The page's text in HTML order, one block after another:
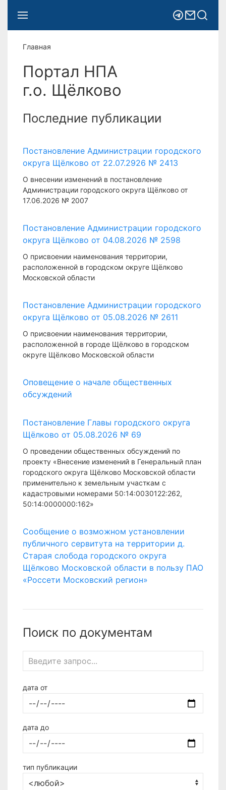
Главная
Портал НПА
г.о. Щёлково
Последние публикации
Постановление Администрации городского
округа Щёлково от 22.07.2926 № 2413
О внесении изменений в постановление
Администрации городского округа Щёлково от
17.06.2026 № 2007
Постановление Администрации городского
округа Щёлково от 04.08.2026 № 2598
О присвоении наименования территории,
расположенной в городском округе Щёлково
Московской области
Постановление Администрации городского
округа Щёлково от 05.08.2026 № 2611
О присвоении наименования территории,
расположенной в городе Щёлково в городском
округе Щёлково Московской области
Оповещение о начале общественных
обсуждений
Постановление Главы городского округа
Щёлково от 05.08.2026 № 69
О проведении общественных обсуждений по
проекту «Внесение изменений в Генеральный план
городского округа Щёлково Московской области
применительно к земельным участкам с
кадастровыми номерами 50:14:0030122:262,
50:14:0000000:162»
Сообщение о возможном установлении
публичного сервитута на территории д.
Старая слобода городского округа
Щёлково Московской области в пользу ПАО
«Россети Московский регион»
Поиск по документам
дата от
дата до
тип публикации